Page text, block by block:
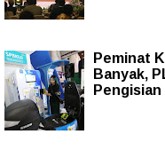
Peminat
Banyak,
Pengisian